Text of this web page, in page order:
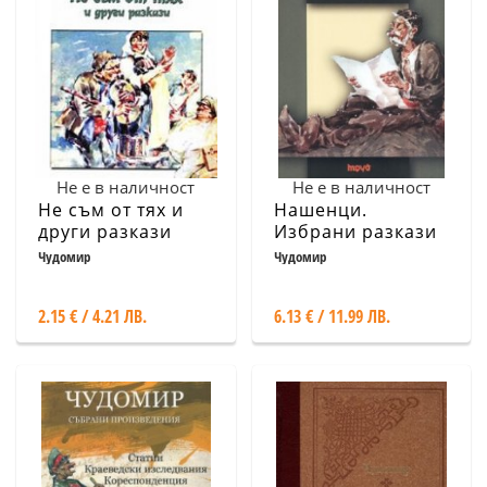
Не е в наличност
Не съм от тях и
други разкази
Чудомир
2.15 € / 4.21 ЛВ.
Не е в наличност
Нашенци.
Избрани разкази
Чудомир
6.13 € / 11.99 ЛВ.